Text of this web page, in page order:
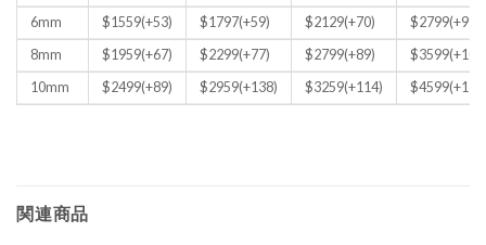
6mm
$1559(+53) $1797(+59) $2129(+70)
$2799(+99)
8mm
$1959(+67) $2299(+77) $2799(+89)
10mm
$2499(+89) $2959(+138) $3259(+114)
関連商品